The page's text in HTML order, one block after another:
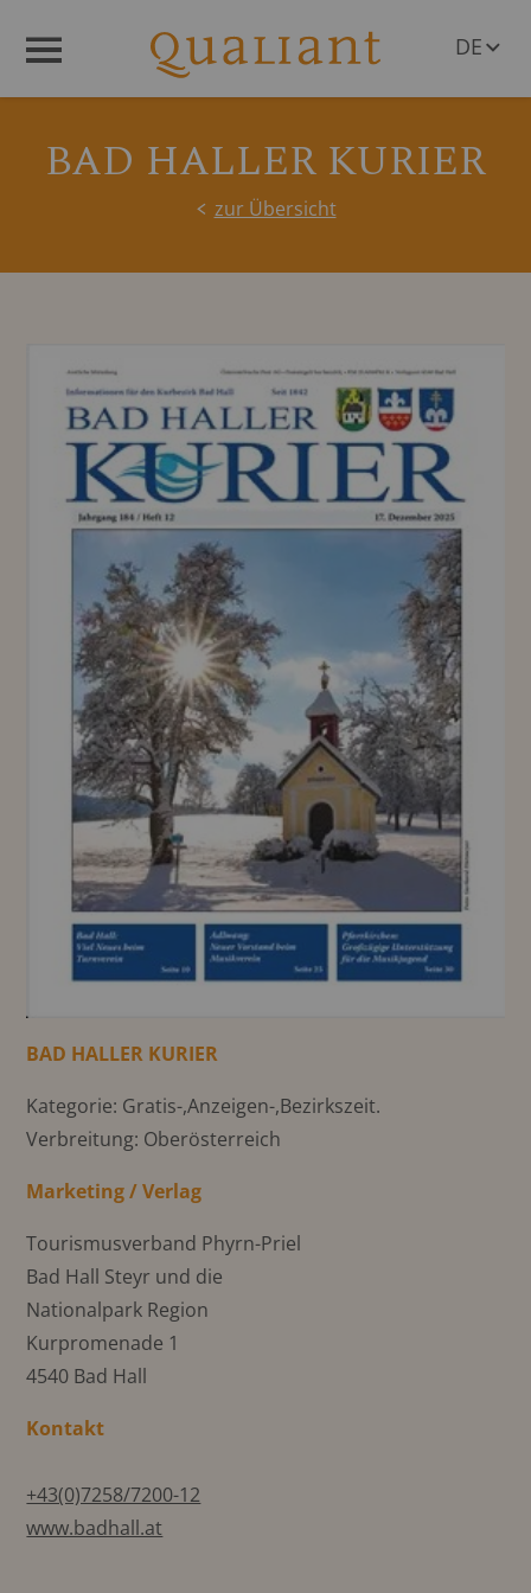
DE
BAD HALLER KURIER
zur Übersicht
BAD HALLER KURIER
Kategorie: Gratis-,Anzeigen-,Bezirkszeit.
Verbreitung: Oberösterreich
Marketing / Verlag
Tourismusverband Phyrn-Priel
Bad Hall Steyr und die
Nationalpark Region
Kurpromenade 1
4540 Bad Hall
Kontakt
+43(0)7258/7200-12
www.badhall.at